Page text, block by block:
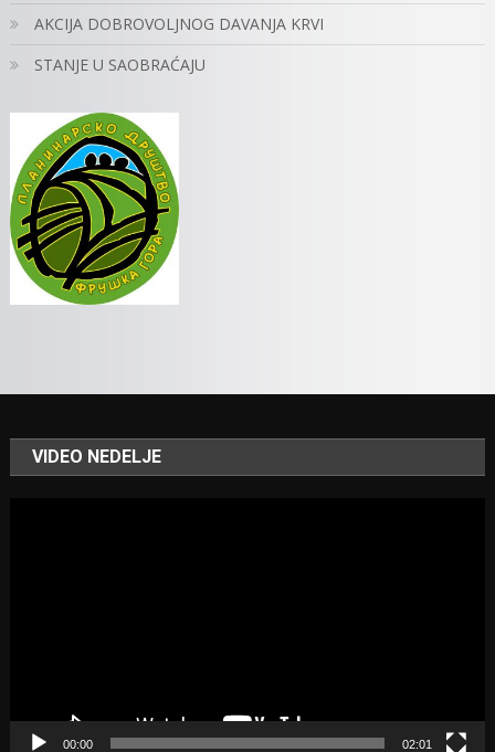
AKCIJA DOBROVOLJNOG DAVANJA KRVI
STANJE U SAOBRAĆAJU
VIDEO NEDELJE
00:00 02:01